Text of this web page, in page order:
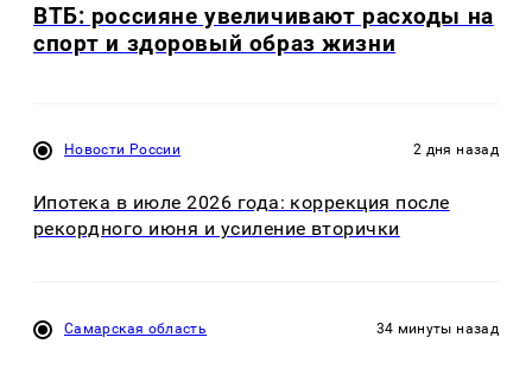
ВТБ: россияне увеличивают расходы на
спорт и здоровый образ жизни
Новости России 2 дня назад
Ипотека в июле 2026 года: коррекция после
рекордного июня и усиление вторички
Самарская область 34 минуты назад